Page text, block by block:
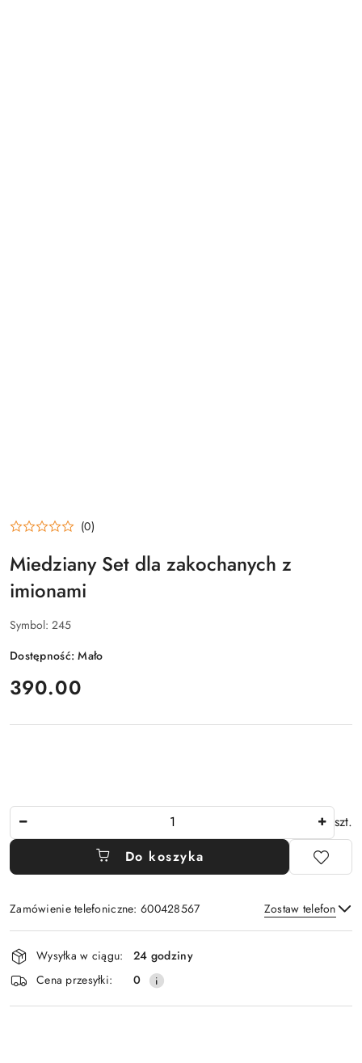
(0)
Miedziany Set dla zakochanych z
imionami
Symbol: 245
Dostępność:Mało
cena:
390.00
szt.
Do koszyka
Zamówienie telefoniczne: 600428567 Zostaw telefon
Wyślij
Dostępność
i
dostawa
Wysyłka w ciągu:
24 godziny
Cena przesyłki:
0